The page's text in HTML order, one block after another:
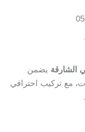
الشارقة يضمن
مع تركيب احترافي